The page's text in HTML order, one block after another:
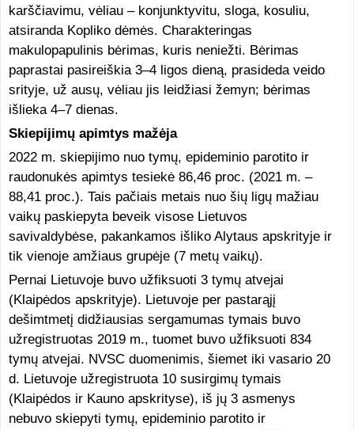
karščiavimu, vėliau – konjunktyvitu, sloga, kosuliu,
atsiranda Kopliko dėmės. Charakteringas
makulopapulinis bėrimas, kuris neniežti. Bėrimas
paprastai pasireiškia 3–4 ligos dieną, prasideda veido
srityje, už ausų, vėliau jis leidžiasi žemyn; bėrimas
išlieka 4–7 dienas.
Skiepijimų apimtys mažėja
2022 m. skiepijimo nuo tymų, epideminio parotito ir
raudonukės apimtys tesiekė 86,46 proc. (2021 m. –
88,41 proc.). Tais pačiais metais nuo šių ligų mažiau
vaikų paskiepyta beveik visose Lietuvos
savivaldybėse, pakankamos išliko Alytaus apskrityje ir
tik vienoje amžiaus grupėje (7 metų vaikų).
Pernai Lietuvoje buvo užfiksuoti 3 tymų atvejai
(Klaipėdos apskrityje). Lietuvoje per pastarąjį
dešimtmetį didžiausias sergamumas tymais buvo
užregistruotas 2019 m., tuomet buvo užfiksuoti 834
tymų atvejai. NVSC duomenimis, šiemet iki vasario 20
d. Lietuvoje užregistruota 10 susirgimų tymais
(Klaipėdos ir Kauno apskrityse), iš jų 3 asmenys
nebuvo skiepyti tymų, epideminio parotito ir